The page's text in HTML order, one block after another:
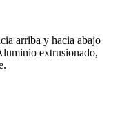
arriba y hacia abajo
extrusionado,